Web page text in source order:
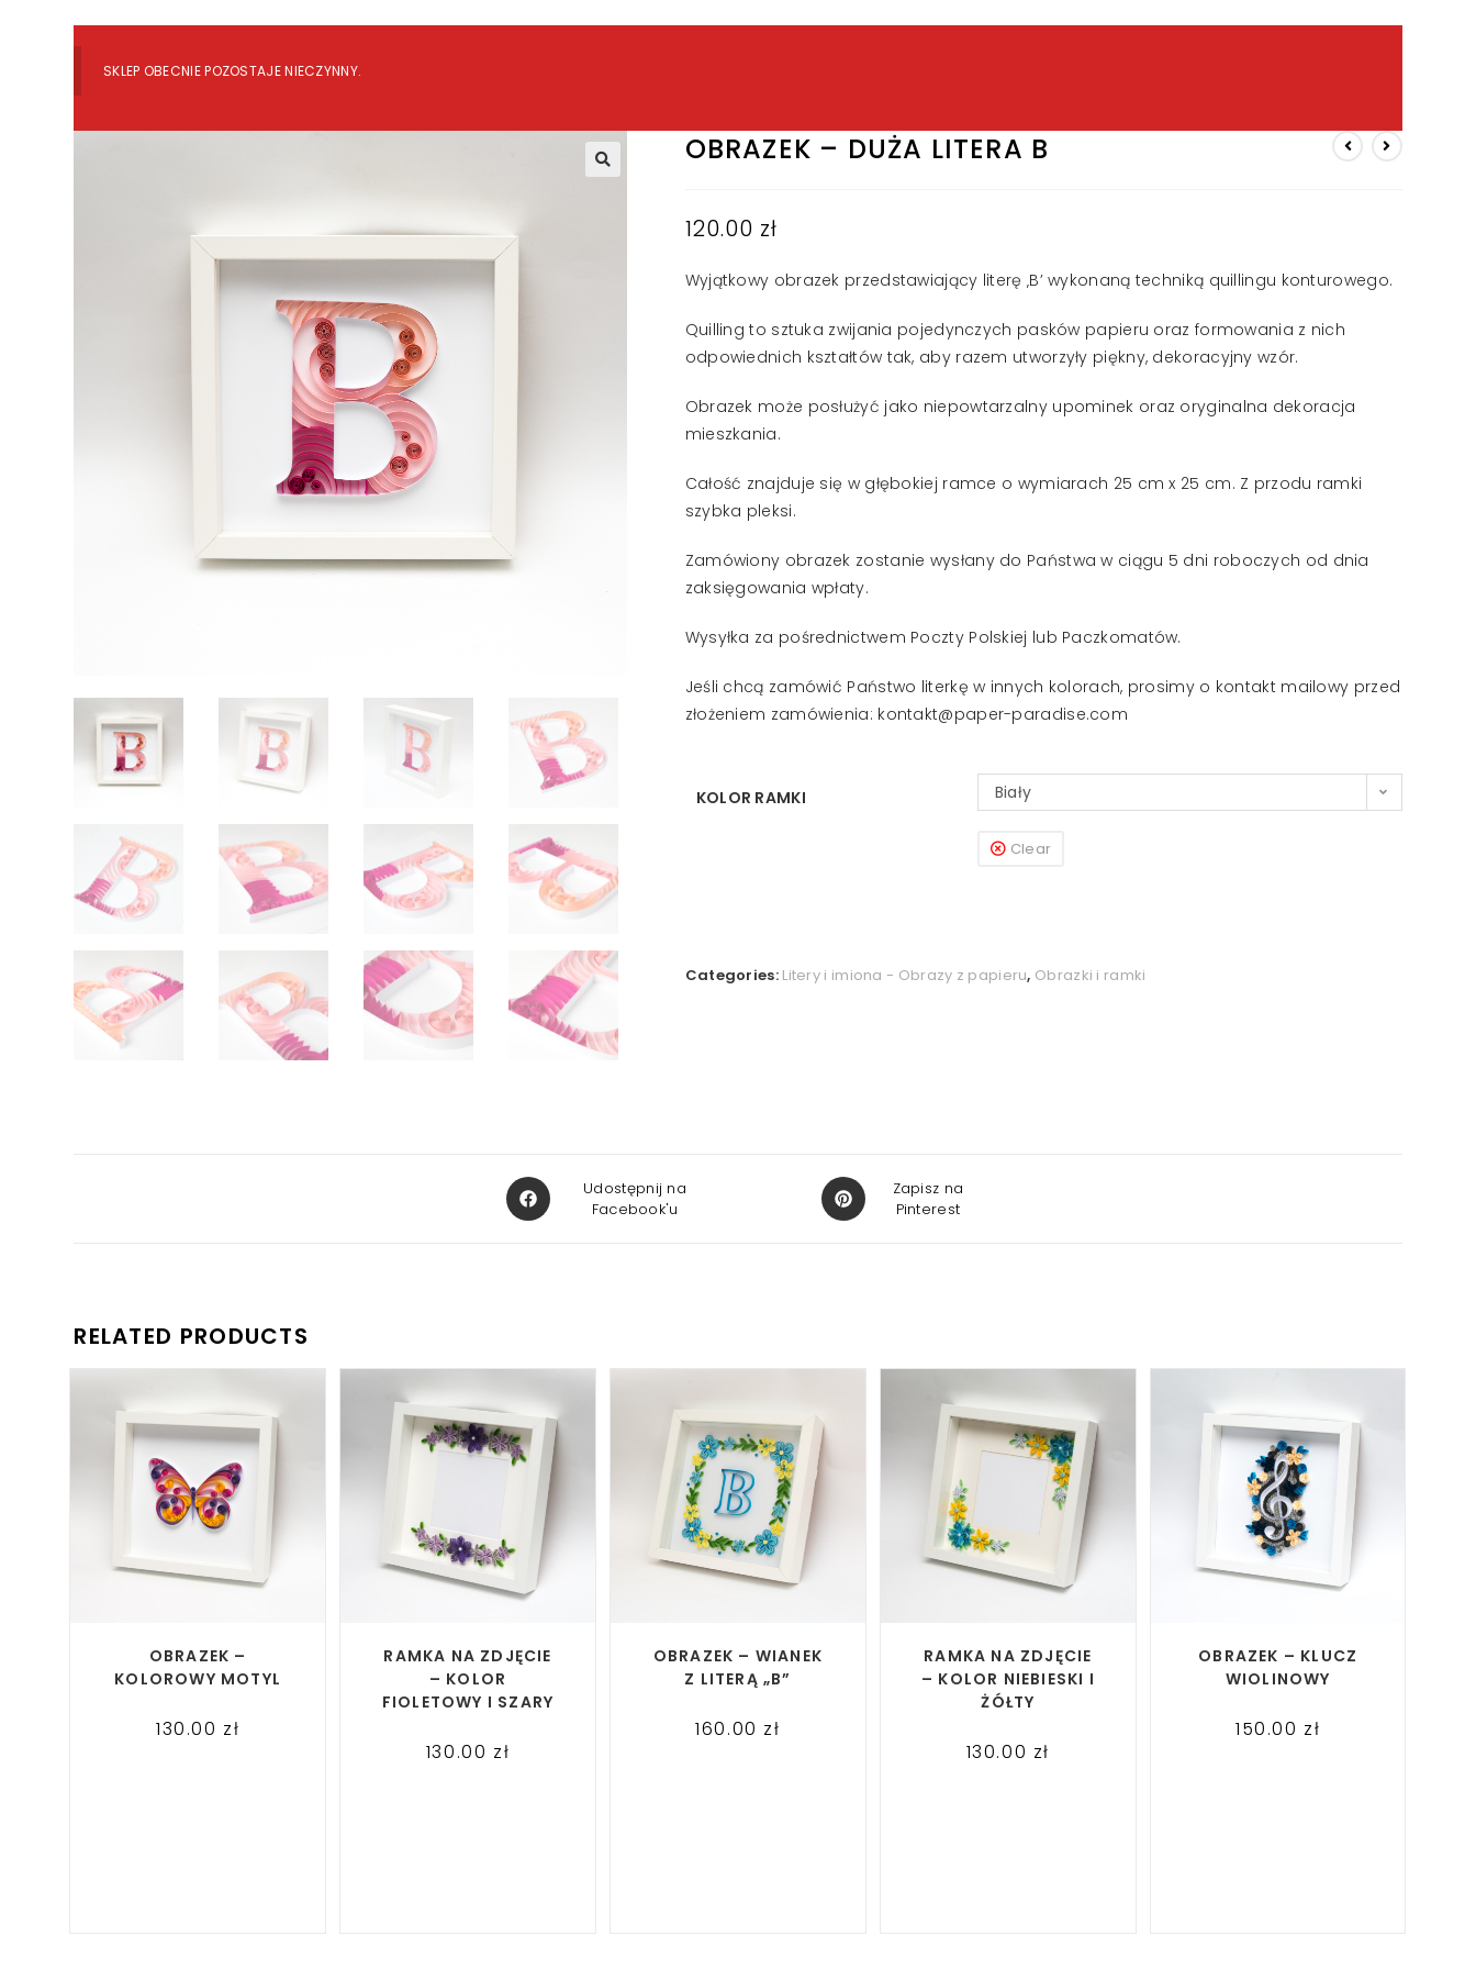
SKLEP OBECNIE POZOSTAJE NIECZYNNY.
OBRAZEK – DUŻA LITERA B
120.00 zł
Wyjątkowy obrazek przedstawiający literę ‚B’ wykonaną techniką quillingu konturowego.
Quilling to sztuka zwijania pojedynczych pasków papieru oraz formowania z nich
odpowiednich kształtów tak, aby razem utworzyły piękny, dekoracyjny wzór.
Obrazek może posłużyć jako niepowtarzalny upominek oraz oryginalna dekoracja
mieszkania.
Całość znajduje się w głębokiej ramce o wymiarach 25 cm x 25 cm. Z przodu ramki
szybka pleksi.
Zamówiony obrazek zostanie wysłany do Państwa w ciągu 5 dni roboczych od dnia
zaksięgowania wpłaty.
Wysyłka za pośrednictwem Poczty Polskiej lub Paczkomatów.
Jeśli chcą zamówić Państwo literkę w innych kolorach, prosimy o kontakt mailowy przed
złożeniem zamówienia: kontakt@paper-paradise.com
KOLOR RAMKI Biały
Clear
Categories: Litery i imiona - Obrazy z papieru, Obrazki i ramki
Opens
in
Udostępnij na
Facebook'u
Opens
in
Zapisz na
Pinterest
RELATED PRODUCTS
OBRAZEK –
KOLOROWY MOTYL
130.00 zł
RAMKA NA ZDJĘCIE
– KOLOR
FIOLETOWY I SZARY
130.00 zł
OBRAZEK – WIANEK
Z LITERĄ „B”
160.00 zł
RAMKA NA ZDJĘCIE
– KOLOR NIEBIESKI I
ŻÓŁTY
130.00 zł
OBRAZEK – KLUCZ
WIOLINOWY
150.00 zł